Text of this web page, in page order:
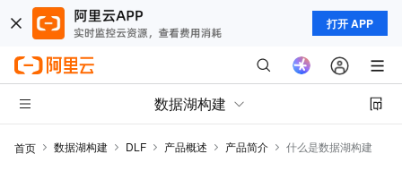
打开 APP
数据湖构建
首页 数据湖构建 DLF 产品概述 产品简介 什么是数据湖构建